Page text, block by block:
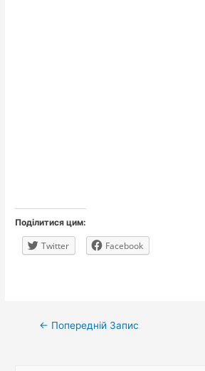
Поділитися цим:
Twitter Facebook
Навігація
← Попередній Запис